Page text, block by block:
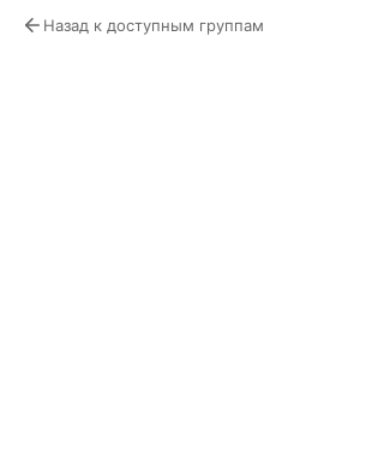
Назад к доступным группам